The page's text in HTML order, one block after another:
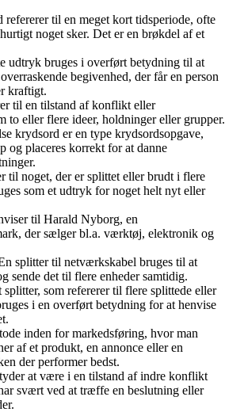
refererer til en meget kort tidsperiode, ofte
noget sker. Det er en brøkdel af et
udtryk bruges i overført betydning til at
begivenhed, der får en person
kraftigt.
til en tilstand af konflikt eller
to eller flere ideer, holdninger eller grupper.
krydsord er en type krydsordsopgave,
og placeres korrekt for at danne
til noget, der er splittet eller brudt i flere
som et udtryk for noget helt nyt eller
til Harald Nyborg, en
der sælger bl.a. værktøj, elektronik og
splitter til netværkskabel bruges til at
sende det til flere enheder samtidig.
som refererer til flere splittede eller
i en overført betydning for at henvise
inden for markedsføring, hvor man
af et produkt, en annonce eller en
der performer bedst.
at være i en tilstand af indre konflikt
svært ved at træffe en beslutning eller